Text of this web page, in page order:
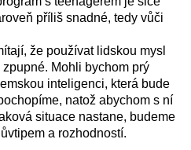
příliš snadné, tedy vůči
že používat lidskou mysl
Mohli bychom prý
inteligenci, která bude
natož abychom s ní
situace nastane, budeme
a rozhodností.